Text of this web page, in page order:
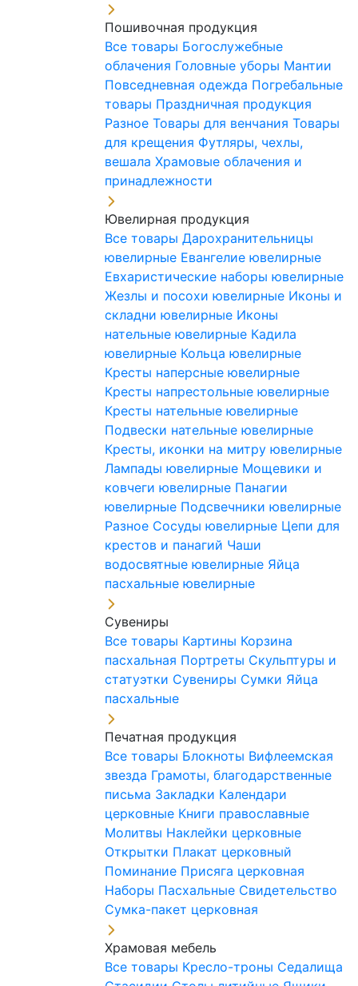
Пошивочная продукция
Все товары Богослужебные
облачения Головные уборы Мантии
Повседневная одежда Погребальные
товары Праздничная продукция
Разное Товары для венчания Товары
для крещения Футляры, чехлы,
вешала Храмовые облачения и
принадлежности
Ювелирная продукция
Все товары Дарохранительницы
ювелирные Евангелие ювелирные
Евхаристические наборы ювелирные
Жезлы и посохи ювелирные Иконы и
складни ювелирные Иконы
нательные ювелирные Кадила
ювелирные Кольца ювелирные
Кресты наперсные ювелирные
Кресты напрестольные ювелирные
Кресты нательные ювелирные
Подвески нательные ювелирные
Кресты, иконки на митру ювелирные
Лампады ювелирные Мощевики и
ковчеги ювелирные Панагии
ювелирные Подсвечники ювелирные
Разное Сосуды ювелирные Цепи для
крестов и панагий Чаши
водосвятные ювелирные Яйца
пасхальные ювелирные
Сувениры
Все товары Картины Корзина
пасхальная Портреты Скульптуры и
статуэтки Сувениры Сумки Яйца
пасхальные
Печатная продукция
Все товары Блокноты Вифлеемская
звезда Грамоты, благодарственные
письма Закладки Календари
церковные Книги православные
Молитвы Наклейки церковные
Открытки Плакат церковный
Поминание Присяга церковная
Наборы Пасхальные Свидетельство
Сумка-пакет церковная
Храмовая мебель
Все товары Кресло-троны Седалища